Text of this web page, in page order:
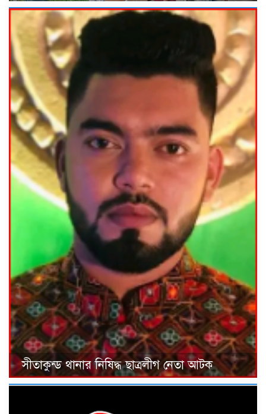
সীতাকুন্ড থানার নিষিদ্ধ ছাত্রলীগ নেতা আটক